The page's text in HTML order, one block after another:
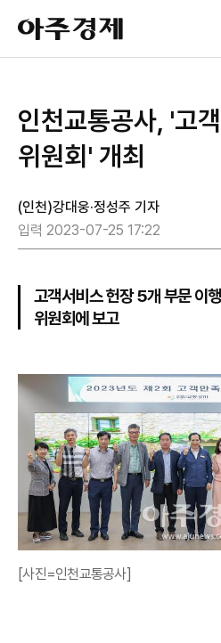
아
주
경
인천교통공사, '고
위원회' 개최
(인천)강대웅·정성주 기자
입력 2023-07-25 17:22
고객서비스 헌장 5개 부문 이
위원회에 보고
[사진=인천교통공사]